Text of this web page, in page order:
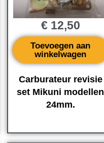
Carburateur revisie
set Mikuni modellen
24mm.
€12,50
Toevoegen aan
winkelwagen